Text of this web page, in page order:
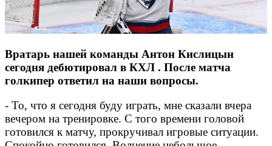
Вратарь нашей команды Антон Кислицын
сегодня дебютировал в КХЛ . После матча
голкипер ответил на наши вопросы.
- То, что я сегодня буду играть, мне сказали вчера
вечером на тренировке. С того времени головой
готовился к матчу, прокручивал игровые ситуации.